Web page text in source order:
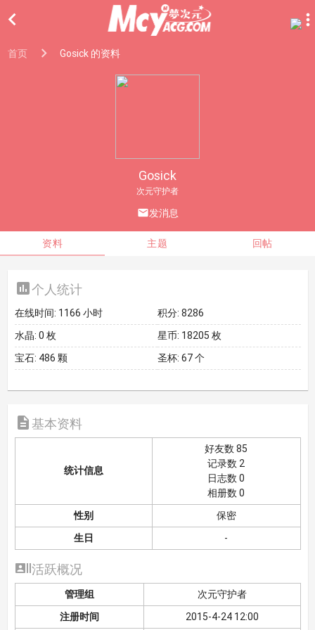

首页 Gosick 的资料
Gosick
次元守护者
发消息
资料 主题 回帖
个人统计
在线时间: 1166 小时 积分: 8286
水晶: 0 枚 星币: 18205 枚
宝石: 486 颗 圣杯: 67 个
 基本资料
统计信息
好友数 85
记录数 2
日志数 0
相册数 0
性别
保密
生日
-
活跃概况
管理组
次元守护者
注册时间
2015-4-24 12:00